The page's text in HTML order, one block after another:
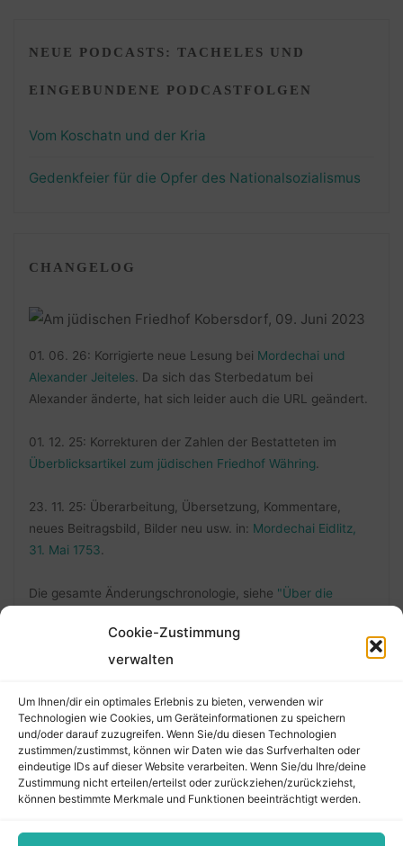
Cookie-Zustimmung
verwalten
Um Ihnen/dir ein optimales Erlebnis zu bieten, verwenden wir
Technologien wie Cookies, um Geräteinformationen zu speichern
und/oder darauf zuzugreifen. Wenn Sie/du diesen Technologien
zustimmen/zustimmst, können wir Daten wie das Surfverhalten oder
eindeutige IDs auf dieser Website verarbeiten. Wenn Sie/du Ihre/deine
Zustimmung nicht erteilen/erteilst oder zurückziehen/zurückziehst,
können bestimmte Merkmale und Funktionen beeinträchtigt werden.
NEUE PODCASTS: TACHELES UND
EINGEBUNDENE PODCASTFOLGEN
Vom Koschatn und der Kria
Gedenkfeier für die Opfer des Nationalsozialismus
CHANGELOG
01. 06. 26: Korrigierte neue Lesung bei Mordechai und
Alexander Jeiteles . Da sich das Sterbedatum bei
Alexander änderte, hat sich leider auch die URL geändert.
01. 12. 25: Korrekturen der Zahlen der Bestatteten im
Überblicksartikel zum jüdischen Friedhof Währing
23. 11. 25: Überarbeitung, Übersetzung, Kommentare,
neues Beitragsbild, Bilder neu usw. in: Mordechai Eidlitz,
31. Mai 1753
Die gesamte Änderungschronologie, siehe "Über die
FOLLOW ME